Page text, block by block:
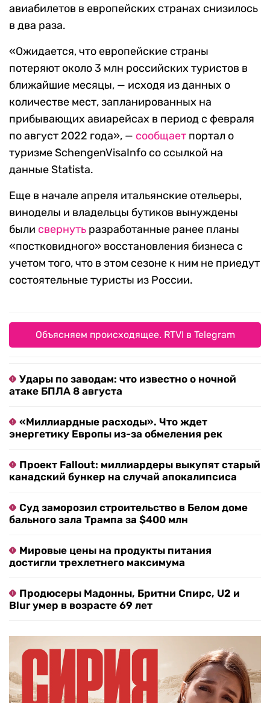
авиабилетов в европейских странах снизилось
в два раза.
«Ожидается, что европейские страны
потеряют около 3 млн российских туристов в
ближайшие месяцы, — исходя из данных о
количестве мест, запланированных на
прибывающих авиарейсах в период с февраля
по август 2022 года», — сообщает портал о
туризме SchengenVisaInfo со ссылкой на
данные Statista.
Еще в начале апреля итальянские отельеры,
виноделы и владельцы бутиков вынуждены
были свернуть разработанные ранее планы
«постковидного» восстановления бизнеса с
учетом того, что в этом сезоне к ним не приедут
состоятельные туристы из России.
Объясняем происходящее. RTVI в Telegram
Удары по заводам: что известно о ночной
атаке БПЛА 8 августа
«Миллиардные расходы». Что ждет
энергетику Европы из-за обмеления рек
Проект Fallout: миллиардеры выкупят старый
канадский бункер на случай апокалипсиса
Суд заморозил строительство в Белом доме
бального зала Трампа за $400 млн
Мировые цены на продукты питания
достигли трехлетнего максимума
Продюсеры Мадонны, Бритни Спирс, U2 и
Blur умер в возрасте 69 лет